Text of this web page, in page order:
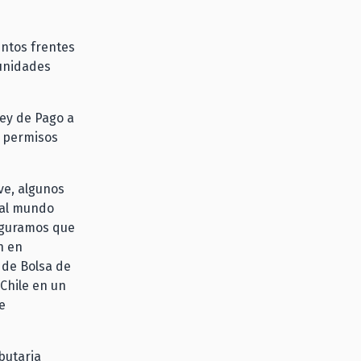
frentes
de Pago a
permisos
algunos
mundo
que
en
Bolsa de
en un